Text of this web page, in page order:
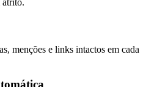
menções e links intactos em cada